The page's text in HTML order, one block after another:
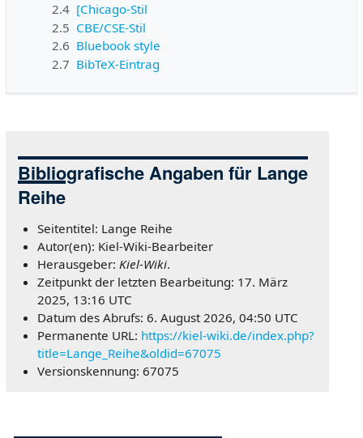
2.4 [Chicago-Stil
2.5 CBE/CSE-Stil
2.6 Bluebook style
2.7 BibTeX-Eintrag
Bibliografische Angaben für Lange
Reihe
Seitentitel: Lange Reihe
Autor(en): Kiel-Wiki-Bearbeiter
Herausgeber:Kiel-Wiki.
Zeitpunkt der letzten Bearbeitung: 17. März
2025, 13:16 UTC
Datum des Abrufs: 6. August 2026, 04:50 UTC
Permanente URL: https://kiel-wiki.de/index.php?
title=Lange_Reihe&oldid=67075
Versionskennung: 67075